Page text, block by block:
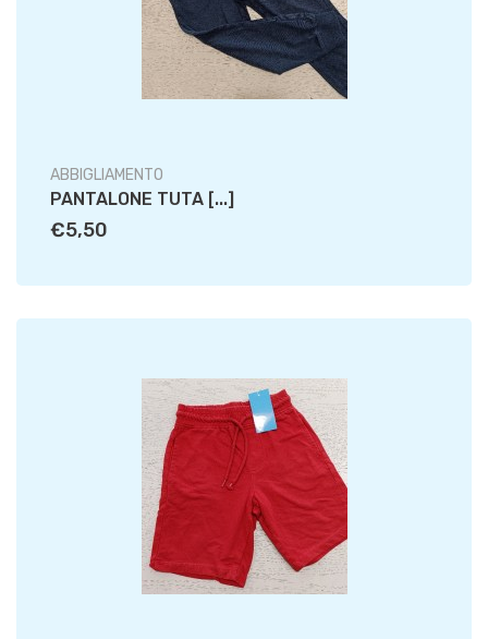
ABBIGLIAMENTO
PANTALONE TUTA [...]
€5,50